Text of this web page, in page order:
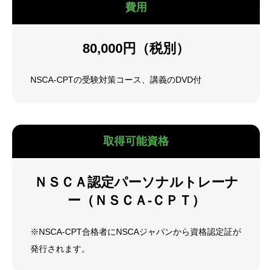
費用
80,000円（税別）
NSCA-CPTの受験対策コース、講義のDVD付
取得可能資格
ＮＳＣＡ認定パーソナルトレーナ
ー（ＮＳＣＡ‐ＣＰＴ）
※NSCA-CPT合格者にNSCAジャパンから資格認定証が
発行されます。